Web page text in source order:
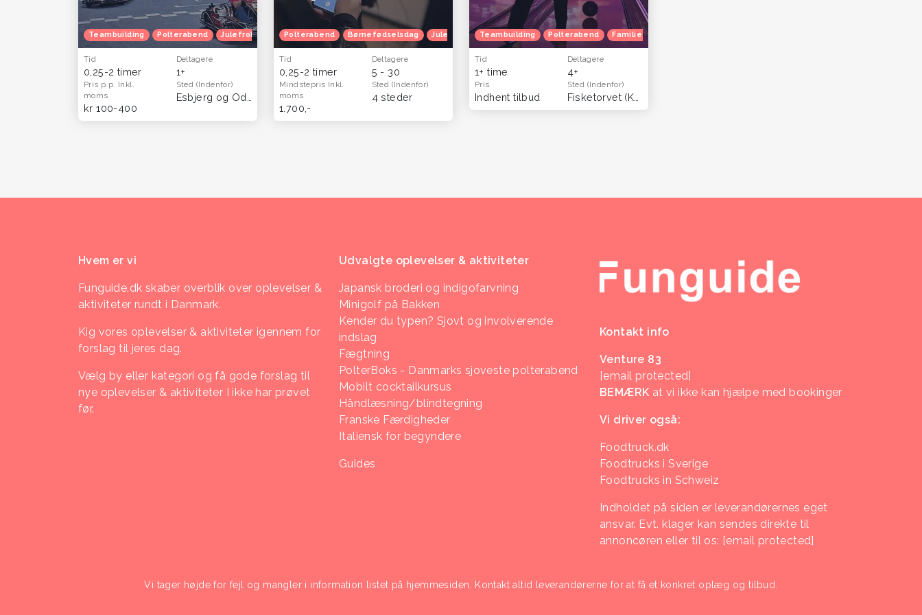
Teambuilding Polterabend Julefrokost Herretur Efterårferie
Tid
0,25-2 timer
Deltagere
1+
Pris p.p. Inkl.
moms
kr 100-400
Sted (Indenfor)
Polterabend Børnefødselsdag Julefrokost Herretur Venindetur
Tid
0,25-2 timer
Deltagere
5 - 30
Mindstepris Inkl.
moms
1.700,-
Sted (Indenfor)
4 steder
Teambuilding Polterabend Familietur
Tid
1+ time
Deltagere
4+
Pris
Indhent tilbud
Sted (Indenfor)
Hvem er vi
Funguide.dk skaber overblik over oplevelser &
aktiviteter rundt i Danmark.
Kig vores oplevelser & aktiviteter igennem for
forslag til jeres dag.
Vælg by eller kategori og få gode forslag til
nye oplevelser & aktiviteter I ikke har prøvet
før.
Udvalgte oplevelser & aktiviteter
Japansk broderi og indigofarvning
Minigolf på Bakken
Kender du typen? Sjovt og involverende
indslag
Fægtning
PolterBoks - Danmarks sjoveste polterabend
Mobilt cocktailkursus
Håndlæsning/blindtegning
Franske Færdigheder
Italiensk for begyndere
Guides
Kontakt info
Venture 83
[email protected]
BEMÆRK at vi ikke kan hjælpe med bookinger
Vi driver også:
Foodtruck.dk
Foodtrucks i Sverige
Foodtrucks in Schweiz
Indholdet på siden er leverandørernes eget
ansvar. Evt. klager kan sendes direkte til
annoncøren eller til os: [email protected]
Vi tager højde for fejl og mangler i information listet på hjemmesiden. Kontakt altid leverandørerne for at få et konkret oplæg og tilbud.